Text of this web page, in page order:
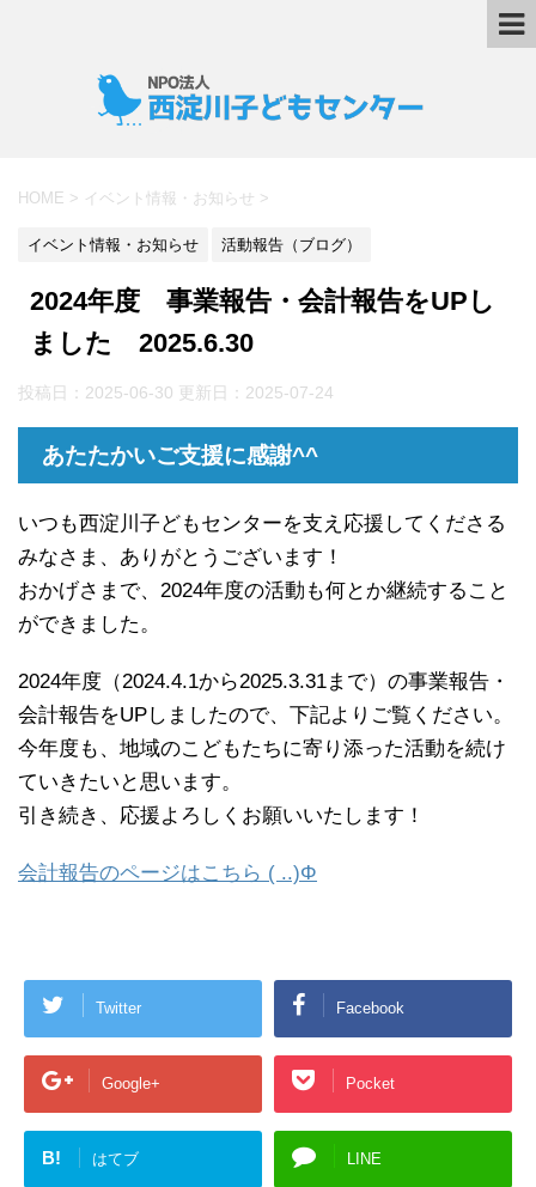
HOME > イベント情報・お知らせ >
イベント情報・お知らせ 活動報告（ブログ）
2024年度 事業報告・会計報告をUPし
ました 2025.6.30
投稿日：2025-06-30 更新日： 2025-07-24
あたたかいご支援に感謝^^
いつも西淀川子どもセンターを支え応援してくださる
みなさま、ありがとうございます！
おかげさまで、2024年度の活動も何とか継続すること
ができました。
2024年度（2024.4.1から2025.3.31まで）の事業報告・
会計報告をUPしましたので、下記よりご覧ください。
今年度も、地域のこどもたちに寄り添った活動を続け
ていきたいと思います。
引き続き、応援よろしくお願いいたします！
会計報告のページはこちら ( ..)Φ
Twitter Facebook
Google+ Pocket
B! はてブ LINE